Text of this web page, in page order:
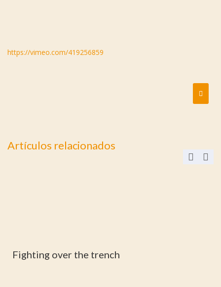
https://vimeo.com/419256859
Artículos relacionados
Fighting over the trench